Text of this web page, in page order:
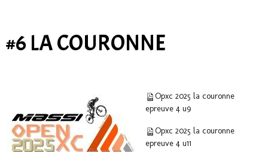
#6 LA COURONNE
Opxc 2025 la couronne
epreuve 4 u9
Opxc 2025 la couronne
epreuve 4 u11